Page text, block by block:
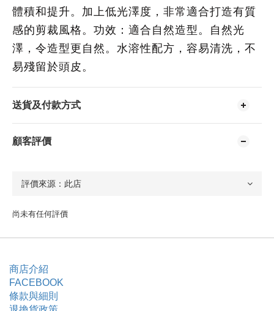
體積和提升。加上低光澤度，非常適合打造有質
感的剪裁風格。功效：適合自然造型。自然光
澤，令造型更自然。水溶性配方，容易清洗，不
易殘留於頭皮。
送貨及付款方式
顧客評價
尚未有任何評價
商店介紹
FACEBOOK
條款與細則